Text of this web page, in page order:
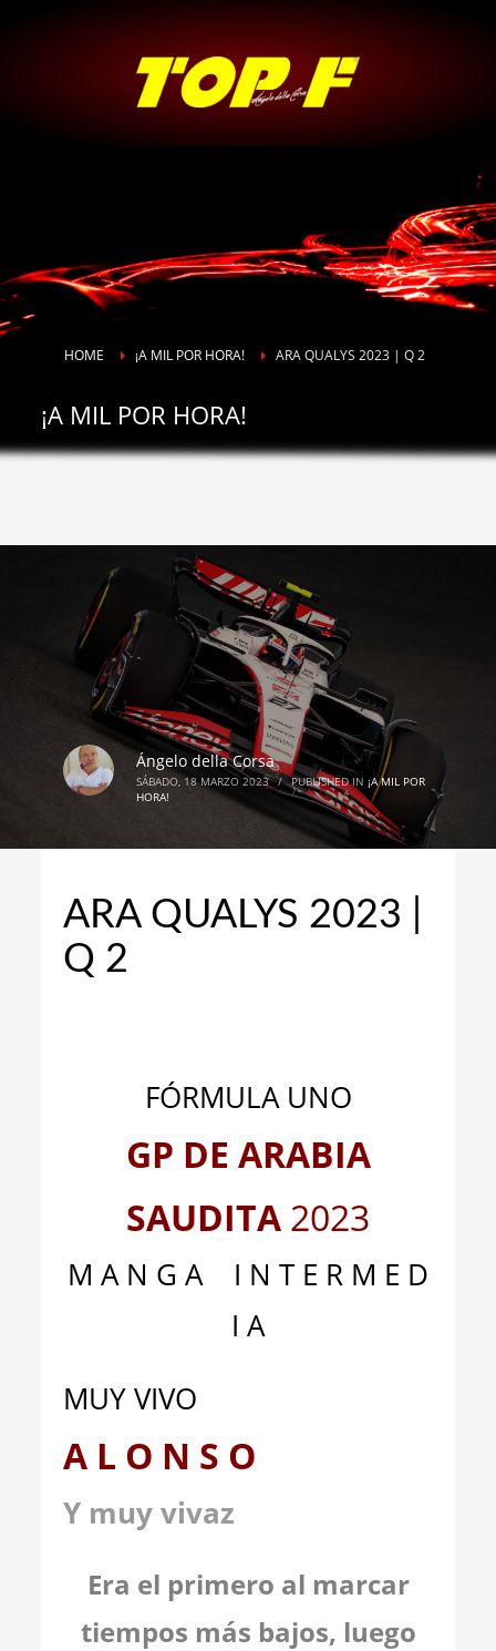
HOME ¡A MIL POR HORA! ARA QUALYS 2023 | Q 2
¡A MIL POR HORA!
Ángelo della Corsa
SÁBADO, 18 MARZO 2023 / PUBLISHED IN¡A MIL POR
HORA!
ARA QUALYS 2023 |
Q 2
FÓRMULA UNO
GP DE ARABIA
SAUDITA 2023
M A N G A I N T E R M E D
I A
MUY VIVO
A L O N S O
Y muy vivaz
Era el primero al marcar
tiempos más bajos, luego